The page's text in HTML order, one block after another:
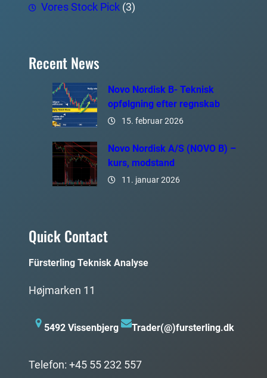
Vores Stock Pick (3)
Recent News
Novo Nordisk B- Teknisk
opfølgning efter regnskab
15. februar 2026
Novo Nordisk A/S (NOVO B) –
kurs, modstand
11. januar 2026
Quick Contact
Fürsterling Teknisk Analyse
Højmarken 11
5492 Vissenbjerg Trader(@)fursterling.dk
Telefon: +45 55 232 557